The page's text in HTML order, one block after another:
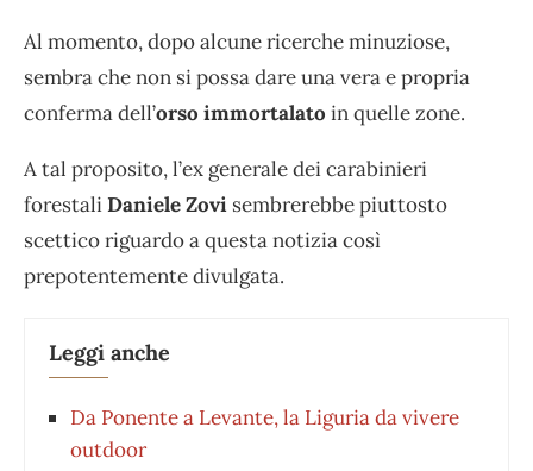
Al momento, dopo alcune ricerche minuziose,
sembra che non si possa dare una vera e propria
conferma dell’orso immortalato in quelle zone.
A tal proposito, l’ex generale dei carabinieri
forestaliDaniele Zovi sembrerebbe piuttosto
scettico riguardo a questa notizia così
prepotentemente divulgata.
Leggi anche
Da Ponente a Levante, la Liguria da vivere
outdoor